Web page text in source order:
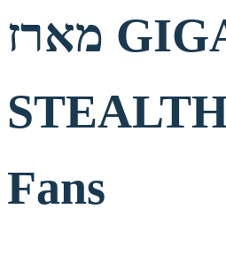
מארז GIGABYTE C500 PANORAMIC
Fans